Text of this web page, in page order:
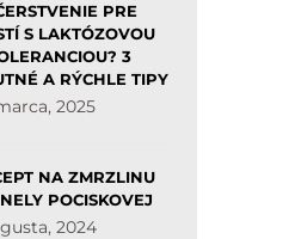
PRE
S LAKTÓZOVOU
3
A RÝCHLE TIPY
2025
NA ZMRZLINU
POCISKOVEJ
2024